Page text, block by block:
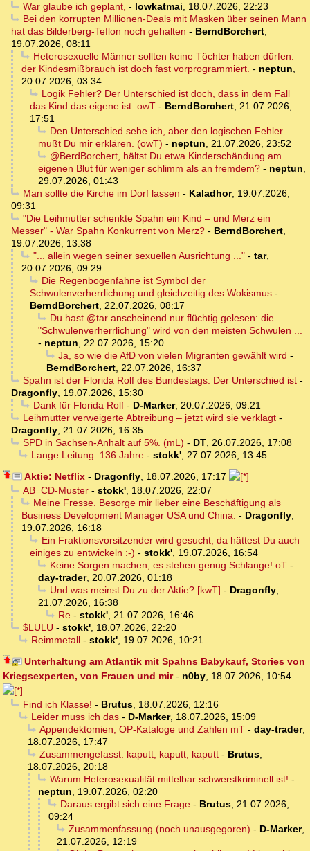
War glaube ich geplant, - lowkatmai, 18.07.2026, 22:23
Bei den korrupten Millionen-Deals mit Masken über seinen Mann
hat das Bilderberg-Teflon noch gehalten - BerndBorchert,
19.07.2026, 08:11
Heterosexuelle Männer sollten keine Töchter haben dürfen:
der Kindesmißbrauch ist doch fast vorprogrammiert. - neptun,
20.07.2026, 03:34
Logik Fehler? Der Unterschied ist doch, dass in dem Fall
das Kind das eigene ist. owT - BerndBorchert, 21.07.2026,
17:51
Den Unterschied sehe ich, aber den logischen Fehler
mußt Du mir erklären. (owT) - neptun, 21.07.2026, 23:52
@BerdBorchert, hältst Du etwa Kinderschändung am
eigenen Blut für weniger schlimm als an fremdem? - neptun,
29.07.2026, 01:43
Man sollte die Kirche im Dorf lassen - Kaladhor, 19.07.2026,
09:31
"Die Leihmutter schenkte Spahn ein Kind – und Merz ein
Messer" - War Spahn Konkurrent von Merz? - BerndBorchert,
19.07.2026, 13:38
"... allein wegen seiner sexuellen Ausrichtung ..."- tar,
20.07.2026, 09:29
Die Regenbogenfahne ist Symbol der
Schwulenverherrlichung und gleichzeitig des Wokismus -
BerndBorchert, 22.07.2026, 08:17
Du hast @tar anscheinend nur flüchtig gelesen: die
"Schwulenverherrlichung" wird von den meisten Schwulen ...
- neptun, 22.07.2026, 15:20
Ja, so wie die AfD von vielen Migranten gewählt wird -
BerndBorchert, 22.07.2026, 16:37
Spahn ist der Florida Rolf des Bundestags. Der Unterschied ist-
Dragonfly, 19.07.2026, 15:30
Dank für Florida Rolf- D-Marker, 20.07.2026, 09:21
Leihmutter verweigerte Abtreibung – jetzt wird sie verklagt-
Dragonfly, 21.07.2026, 16:35
SPD in Sachsen-Anhalt auf 5%. (mL) - DT, 26.07.2026, 17:08
Lange Leitung: 136 Jahre- stokk', 27.07.2026, 13:45
Aktie: Netflix- Dragonfly, 18.07.2026, 17:17
AB=CD-Muster- stokk', 18.07.2026, 22:07
Meine Fresse. Besorge mir lieber eine Beschäftigung als
Business Development Manager USA und China. - Dragonfly,
19.07.2026, 16:18
Ein Fraktionsvorsitzender wird gesucht, da hättest Du auch
einiges zu entwickeln :-) - stokk', 19.07.2026, 16:54
Keine Sorgen machen, es stehen genug Schlange! oT-
day-trader, 20.07.2026, 01:18
Und was meinst Du zu der Aktie? [kwT] - Dragonfly,
21.07.2026, 16:38
Re- stokk', 21.07.2026, 16:46
$LULU - stokk', 18.07.2026, 22:20
Reimmetall- stokk', 19.07.2026, 10:21
Unterhaltung am Atlantik mit Spahns Babykauf, Stories von
Kriegsexperten, von Frauen und mir- n0by, 18.07.2026, 10:54
Find ich Klasse! - Brutus, 18.07.2026, 12:16
Leider muss ich das- D-Marker, 18.07.2026, 15:09
Appendektomien, OP-Kataloge und Zahlen mT- day-trader,
18.07.2026, 17:47
Zusammengefasst: kaputt, kaputt, kaputt- Brutus,
18.07.2026, 20:18
Warum Heterosexualität mittelbar schwerstkriminell ist! -
neptun, 19.07.2026, 02:20
Daraus ergibt sich eine Frage- Brutus, 21.07.2026,
09:24
Zusammenfassung (noch unausgegoren) - D-Marker,
21.07.2026, 12:19